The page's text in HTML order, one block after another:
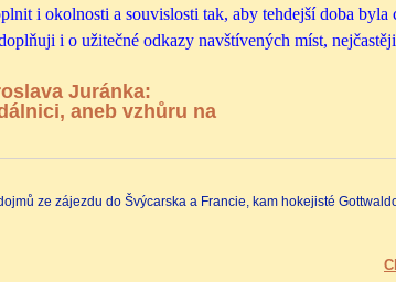
i okolnosti a souvislosti tak, aby tehdejší doba byla
i o užitečné odkazy navštívených míst,
Juránka:
aneb vzhůru na
ze zájezdu do Švýcarska a Francie, kam hokejisté